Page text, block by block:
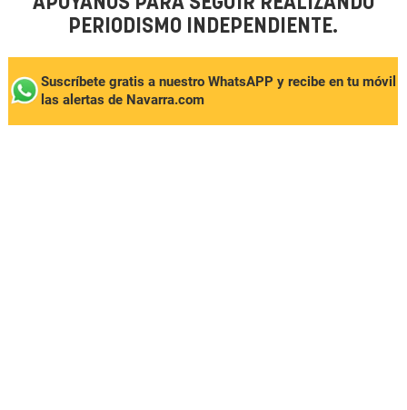
PERIODISMO INDEPENDIENTE.
Suscríbete gratis a nuestro WhatsAPP y recibe en tu móvil
las alertas de Navarra.com